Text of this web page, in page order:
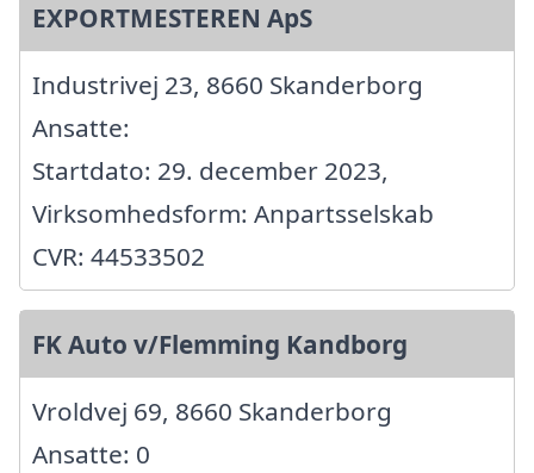
EXPORTMESTEREN ApS
Industrivej 23, 8660 Skanderborg
Ansatte:
Startdato: 29. december 2023,
Virksomhedsform: Anpartsselskab
CVR: 44533502
FK Auto v/Flemming Kandborg
Vroldvej 69, 8660 Skanderborg
Ansatte: 0